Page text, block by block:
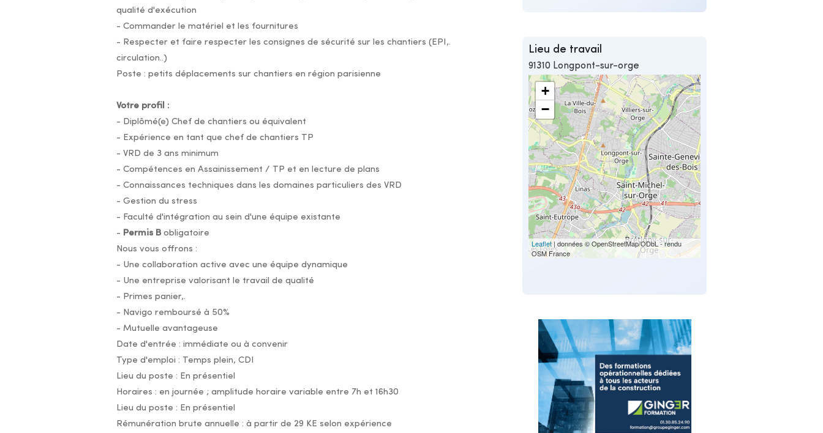
qualité d'exécution
- Commander le matériel et les fournitures
- Respecter et faire respecter les consignes de sécurité sur les chantiers (EPI,.
circulation..)
Poste : petits déplacements sur chantiers en région parisienne
Votre profil :
- Diplômé(e) Chef de chantiers ou équivalent
- Expérience en tant que chef de chantiers TP
- VRD de 3 ans minimum
- Compétences en Assainissement / TP et en lecture de plans
- Connaissances techniques dans les domaines particuliers des VRD
- Gestion du stress
- Faculté d'intégration au sein d'une équipe existante
- Permis Bobligatoire
Nous vous offrons :
- Une collaboration active avec une équipe dynamique
- Une entreprise valorisant le travail de qualité
- Primes panier,.
- Navigo remboursé à 50%
- Mutuelle avantageuse
Date d'entrée : immédiate ou à convenir
Type d'emploi : Temps plein, CDI
Lieu du poste : En présentiel
Horaires : en journée ; amplitude horaire variable entre 7h et 16h30
Lieu du poste : En présentiel
Rémunération brute annuelle : à partir de 29 KE selon expérience
Lieu de travail
91310 Longpont-sur-orge
+
−
Leaflet| données © OpenStreetMap/ODbL - rendu
OSM France